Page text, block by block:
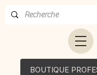
BOUTIQUE